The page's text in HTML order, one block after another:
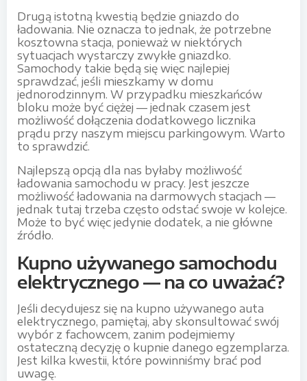
Drugą istotną kwestią będzie gniazdo do
ładowania. Nie oznacza to jednak, że potrzebne
kosztowna stacja, ponieważ w niektórych
sytuacjach wystarczy zwykłe gniazdko.
Samochody takie będą się więc najlepiej
sprawdzać, jeśli mieszkamy w domu
jednorodzinnym. W przypadku mieszkańców
bloku może być ciężej — jednak czasem jest
możliwość dołączenia dodatkowego licznika
prądu przy naszym miejscu parkingowym. Warto
to sprawdzić.
Najlepszą opcją dla nas byłaby możliwość
ładowania samochodu w pracy. Jest jeszcze
możliwość ładowania na darmowych stacjach —
jednak tutaj trzeba często odstać swoje w kolejce.
Może to być więc jedynie dodatek, a nie główne
źródło.
Kupno używanego samochodu
elektrycznego — na co uważać?
Jeśli decydujesz się na kupno używanego auta
elektrycznego, pamiętaj, aby skonsultować swój
wybór z fachowcem, zanim podejmiemy
ostateczną decyzję o kupnie danego egzemplarza.
Jest kilka kwestii, które powinniśmy brać pod
uwagę.